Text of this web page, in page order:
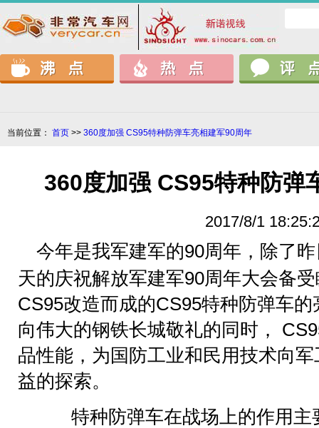
当前位置： 首页 >> 360度加强 CS95特种防弹车亮相建军90周年
360度加强 CS95特种防弹
2017/8/1
今年是我军建军的90周年，除了
天的庆祝解放军建军90周年大会备
CS95改造而成的CS95特种防弹车
向伟大的钢铁长城敬礼的同时，
品性能，为国防工业和民用技术向
益的探索。
特种防弹车在战场上的作用主